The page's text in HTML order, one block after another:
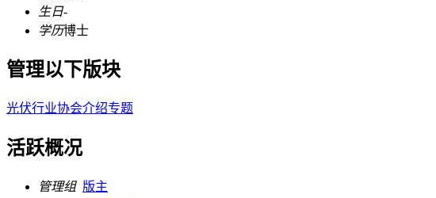
生日-
学历博士
管理以下版块
光伏行业协会介绍专题
活跃概况
管理组 版主